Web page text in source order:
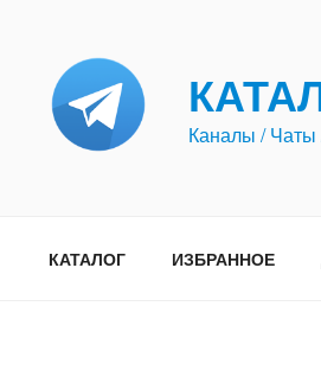
Каналы /
КАТАЛОГ ИЗБРАННОЕ